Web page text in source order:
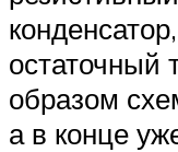
остаточный
образом
а в конце